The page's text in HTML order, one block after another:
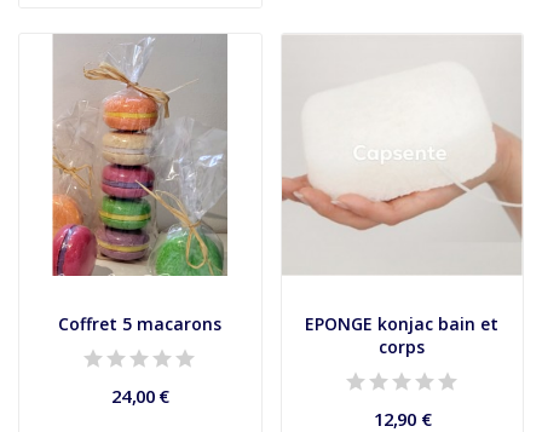
Coffret 5 macarons
24,00 €
EPONGE konjac bain et
corps
12,90 €